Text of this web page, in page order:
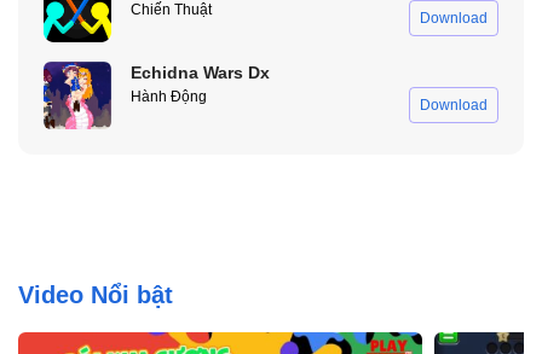
Chiến Thuật Download
Echidna Wars Dx
Hành Động Download
Video Nổi bật